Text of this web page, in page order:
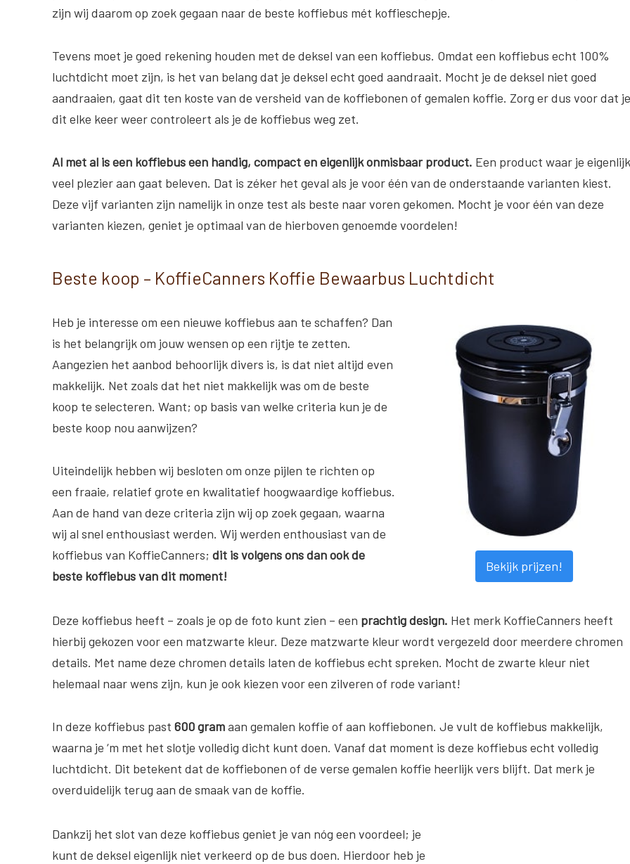
zijn wij daarom op zoek gegaan naar de beste koffiebus mét koffieschepje.
Tevens moet je goed rekening houden met de deksel van een koffiebus. Omdat een koffiebus echt 100%
luchtdicht moet zijn, is het van belang dat je deksel echt goed aandraait. Mocht je de deksel niet goed
aandraaien, gaat dit ten koste van de versheid van de koffiebonen of gemalen koffie. Zorg er dus voor dat je
dit elke keer weer controleert als je de koffiebus weg zet.
Al met al is een koffiebus een handig, compact en eigenlijk onmisbaar product. Een product waar je eigenlijk
veel plezier aan gaat beleven. Dat is zéker het geval als je voor één van de onderstaande varianten kiest.
Deze vijf varianten zijn namelijk in onze test als beste naar voren gekomen. Mocht je voor één van deze
varianten kiezen, geniet je optimaal van de hierboven genoemde voordelen!
Beste koop – KoffieCanners Koffie Bewaarbus Luchtdicht
Heb je interesse om een nieuwe koffiebus aan te schaffen? Dan
is het belangrijk om jouw wensen op een rijtje te zetten.
Aangezien het aanbod behoorlijk divers is, is dat niet altijd even
makkelijk. Net zoals dat het niet makkelijk was om de beste
koop te selecteren. Want; op basis van welke criteria kun je de
beste koop nou aanwijzen?
Uiteindelijk hebben wij besloten om onze pijlen te richten op
een fraaie, relatief grote en kwalitatief hoogwaardige koffiebus.
Aan de hand van deze criteria zijn wij op zoek gegaan, waarna
wij al snel enthousiast werden. Wij werden enthousiast van de
koffiebus van KoffieCanners; dit is volgens ons dan ook de
beste koffiebus van dit moment!
Bekijk prijzen!
Deze koffiebus heeft – zoals je op de foto kunt zien – een prachtig design. Het merk KoffieCanners heeft
hierbij gekozen voor een matzwarte kleur. Deze matzwarte kleur wordt vergezeld door meerdere chromen
details. Met name deze chromen details laten de koffiebus echt spreken. Mocht de zwarte kleur niet
helemaal naar wens zijn, kun je ook kiezen voor een zilveren of rode variant!
In deze koffiebus past 600 gramaan gemalen koffie of aan koffiebonen. Je vult de koffiebus makkelijk,
waarna je ‘m met het slotje volledig dicht kunt doen. Vanaf dat moment is deze koffiebus echt volledig
luchtdicht. Dit betekent dat de koffiebonen of de verse gemalen koffie heerlijk vers blijft. Dat merk je
overduidelijk terug aan de smaak van de koffie.
Dankzij het slot van deze koffiebus geniet je van nóg een voordeel; je
kunt de deksel eigenlijk niet verkeerd op de bus doen. Hierdoor heb je